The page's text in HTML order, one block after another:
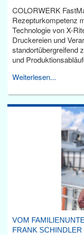
COLORWERK
Rezepturkompetenz
Technologie von X-
Druckereien und
standortübergreifend
und
Weiterlesen...
VOM
FRANK